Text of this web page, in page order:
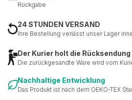
Rückgabe
24 STUNDEN VERSAND
Ihre Bestellung verlässt unser Lager
Der Kurier holt die Rücksendung
Die zurückgesandte Ware wird vom
Nachhaltige Entwicklung
Das Produkt ist nach dem OEKO-TEX